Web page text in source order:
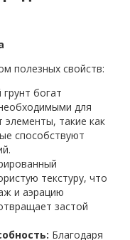
полезных свойств:
богат
для
элементы, такие как
способствуют
текстуру, что
и аэрацию
застой
Благодаря